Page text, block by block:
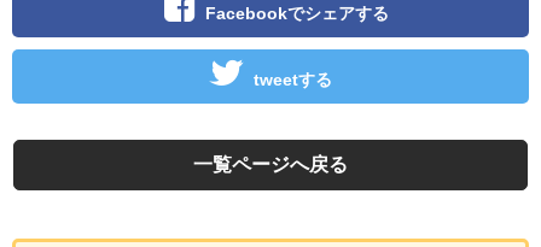
Facebookでシェアする
tweetする
一覧ページへ戻る